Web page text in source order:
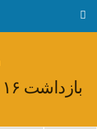
بازداشت ۱۶ نفر در یک کلاس مذهبی